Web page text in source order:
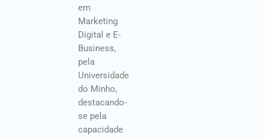
em
Marketing
Digital e E-
Business,
pela
Universidade
do Minho,
destacando-
se pela
capacidade